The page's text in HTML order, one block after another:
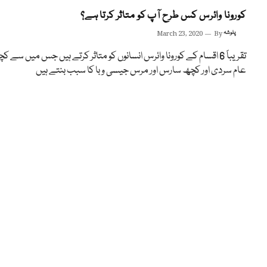
کورونا وائرس کس طرح آپ کو متاثر کرتا ہے؟
March 23, 2020 Byپلوشہ
تقریباً 6 اقسام کے کورونا وائرس انسانوں کو متاثر کرتے ہیں جس میں سے
عام سردی اور کچھ سارس اور مرس جیسی وبا کا سبب بنتے ہیں